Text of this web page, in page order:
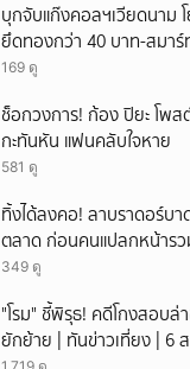
บุกจับแก๊งคอลฯเวียดนาม
ยึดทองกว่า 40 บาท-สมา
ร่วมทีมหอบเงิน 1.5 แสนติ
169 ดู
ช็อกวงการ! ก้อง ปิยะ โพส
กะทันหัน แฟนคลับใจหาย
581 ดู
ทิ้งได้ลงคอ! ลาบราดอร์บ
ตลาด ก่อนคนแปลกหน้ารว
349 ดู
"โรม" ชี้พิรุธ! คดีโกงสอบ
ยักย้าย | ทันข่าวเที่ยง | 6